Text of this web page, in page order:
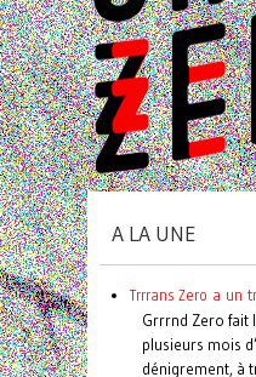
A LA UNE
Trrrans Zero a un
Grrrnd Zero fait
plusieurs mois
dénigrement, à